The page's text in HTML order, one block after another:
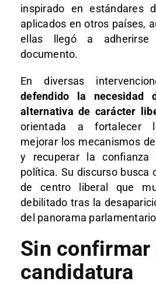
inspirado en estándares
aplicados en otros países,
ellas llegó a adherirse
documento.
En diversas
defendido la necesidad
alternativa de carácter
orientada a fortalecer
mejorar los mecanismos
y recuperar la confianza
política. Su discurso busca
de centro liberal que
debilitado tras la
del panorama
Sin confirmar
candidatura